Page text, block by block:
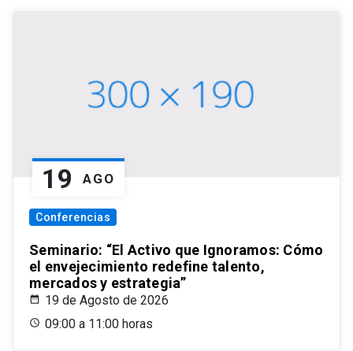
19 AGO
Conferencias
Seminario: “El Activo que Ignoramos: Cómo
el envejecimiento redefine talento,
mercados y estrategia”
19 de Agosto de 2026
09:00 a 11:00 horas